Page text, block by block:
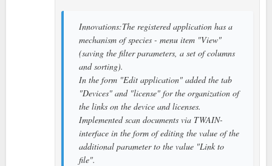
Innovations:The registered application has a
mechanism of species - menu item "View"
(saving the filter parameters, a set of columns
and sorting).
In the form "Edit application" added the tab
"Devices" and "license" for the organization of
the links on the device and licenses.
Implemented scan documents via TWAIN-
interface in the form of editing the value of the
additional parameter to the value "Link to
file".